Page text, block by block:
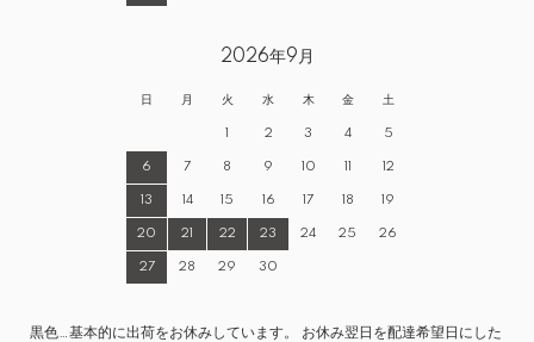
2026年9月
日 月 火 水 木 金 土
1 2 3 4 5
6 7 8 9 10 11 12
13 14 15 16 17 18 19
20 21 22 23 24 25 26
27 28 29 30
黒色…基本的に出荷をお休みしています。 お休み翌日を配達希望日にした